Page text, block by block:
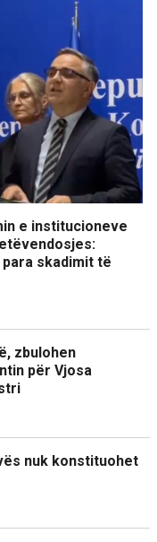
e institucioneve
skadimit të
zbulohen
për Vjosa
nuk konstituohet